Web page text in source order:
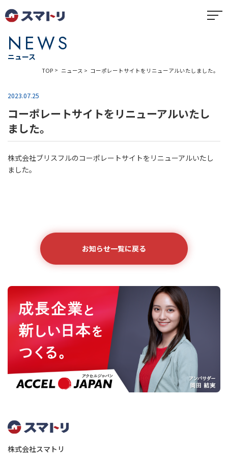
NEWS
ニュース
TOP ニュース コーポレートサイトをリニューアルいたしました。
2023.07.25
コーポレートサイトをリニューアルいたし
ました。
株式会社ブリスフルのコーポレートサイトをリニューアルいたし
ました。
お知らせ一覧に戻る
株式会社スマトリ